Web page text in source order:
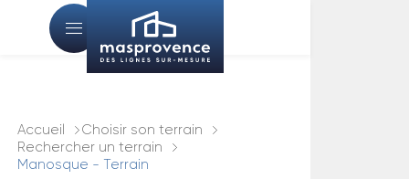
Accueil
Choisir son terrain
Rechercher un terrain
Manosque - Terrain